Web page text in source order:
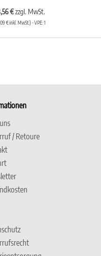
€zzgl. MwSt.
€ inkl. MwSt.) - VPE: 1
/ Retoure